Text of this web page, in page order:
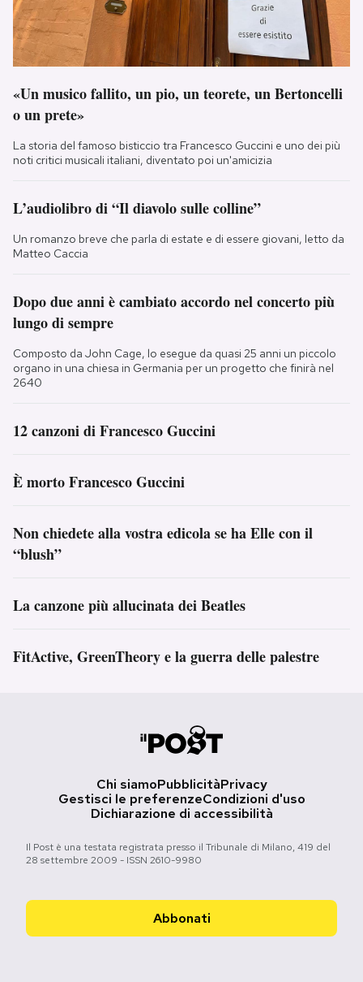
«Un musico fallito, un pio, un teorete, un Bertoncelli
o un prete»
La storia del famoso bisticcio tra Francesco Guccini e uno dei più
noti critici musicali italiani, diventato poi un'amicizia
L’audiolibro di “Il diavolo sulle colline”
Un romanzo breve che parla di estate e di essere giovani, letto da
Matteo Caccia
Dopo due anni è cambiato accordo nel concerto più
lungo di sempre
Composto da John Cage, lo esegue da quasi 25 anni un piccolo
organo in una chiesa in Germania per un progetto che finirà nel
2640
12 canzoni di Francesco Guccini
È morto Francesco Guccini
Non chiedete alla vostra edicola se ha Elle con il
“blush”
La canzone più allucinata dei Beatles
FitActive, GreenTheory e la guerra delle palestre
Chi siamoPubblicitàPrivacy
Gestisci le preferenzeCondizioni d'uso
Dichiarazione di accessibilità
Il Post è una testata registrata presso il Tribunale di Milano, 419 del
28 settembre 2009 - ISSN 2610-9980
Abbonati